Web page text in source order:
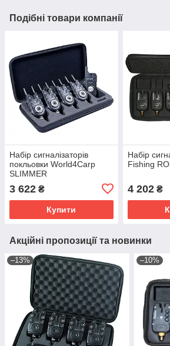
Подібні товари компанії
Набір сигналізаторів
покльовки World4Carp
SLIMMER
3 622 ₴
Купити
Набір
Fishing
4 202₴
Акційні пропозиції та новинки
–13% –10%